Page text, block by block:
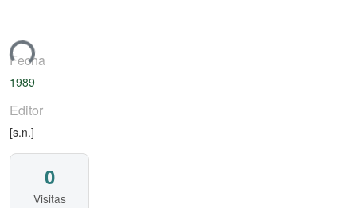
Fecha
1989
Editor
[s.n.]
0
Visitas